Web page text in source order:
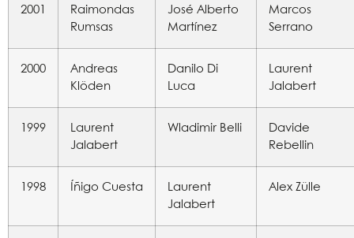
2001
Raimondas
Rumsas
José Alberto
Martínez
Marcos
Serrano
2000
Andreas
Klöden
Danilo Di
Luca
Laurent
Jalabert
1999
Laurent
Jalabert
Wladimir Belli
Davide
Rebellin
1998 Íñigo Cuesta
Laurent
Jalabert
Alex Zülle